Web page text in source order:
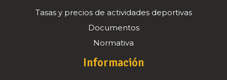
Tasas y precios de actividades deportivas
Documentos
Normativa
Información